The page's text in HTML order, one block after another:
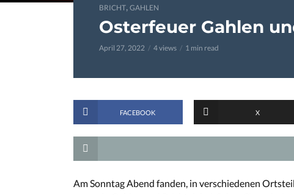
BRICHT, GAHLEN
Osterfeuer Gahlen
April 27, 2022 4 views 1 min read
FACEBOOK X
Am Sonntag Abend fanden, in verschiedenen